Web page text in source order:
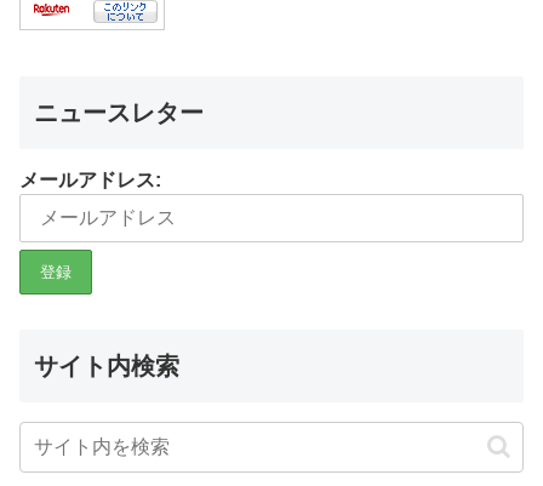
ニュースレター
メールアドレス:
サイト内検索